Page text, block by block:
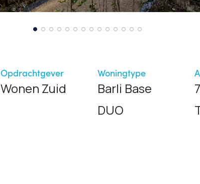
Opdrachtgever
Wonen Zuid
Woningtype
Barli Base
DUO